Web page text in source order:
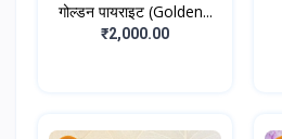
गोल्डन पायराइट (Golden...
₹2,000.00